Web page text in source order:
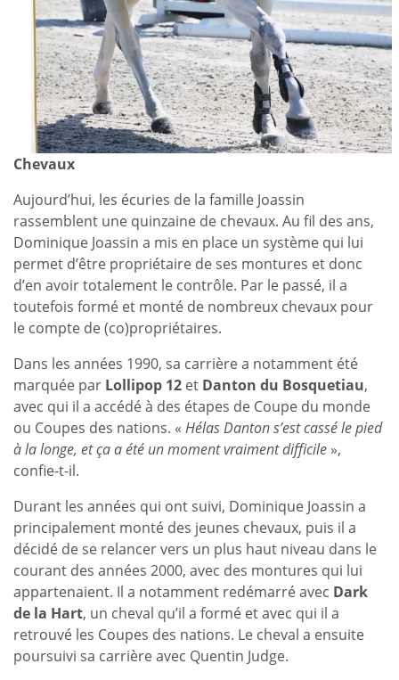
Chevaux
Aujourd’hui, les écuries de la famille Joassin
rassemblent une quinzaine de chevaux. Au fil des ans,
Dominique Joassin a mis en place un système qui lui
permet d’être propriétaire de ses montures et donc
d’en avoir totalement le contrôle. Par le passé, il a
toutefois formé et monté de nombreux chevaux pour
le compte de (co)propriétaires.
Dans les années 1990, sa carrière a notamment été
marquée par Lollipop 12 et Danton du Bosquetiau,
avec qui il a accédé à des étapes de Coupe du monde
ou Coupes des nations. « Hélas Danton s’est cassé le pied
à la longe, et ça a été un moment vraiment difficile »,
confie-t-il.
Durant les années qui ont suivi, Dominique Joassin a
principalement monté des jeunes chevaux, puis il a
décidé de se relancer vers un plus haut niveau dans le
courant des années 2000, avec des montures qui lui
appartenaient. Il a notamment redémarré avec Dark
de la Hart, un cheval qu’il a formé et avec qui il a
retrouvé les Coupes des nations. Le cheval a ensuite
poursuivi sa carrière avec Quentin Judge.